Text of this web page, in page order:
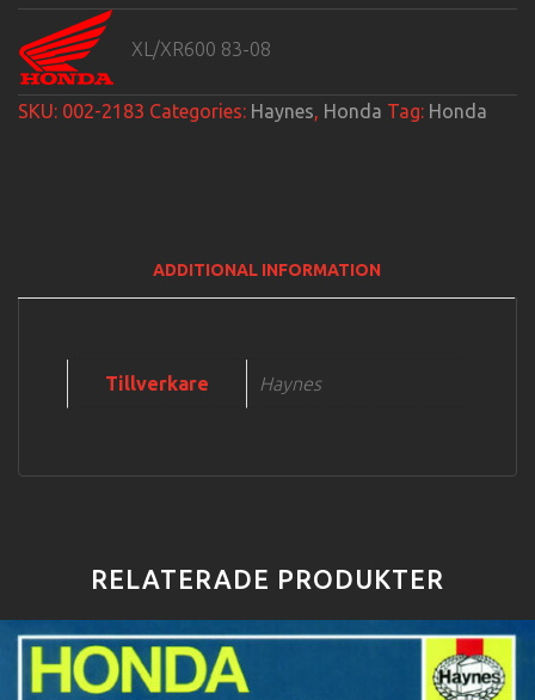
XL/XR600 83-08
SKU: 002-2183 Categories: Haynes, Honda Tag: Honda
ADDITIONAL INFORMATION
Tillverkare Haynes
RELATERADE PRODUKTER